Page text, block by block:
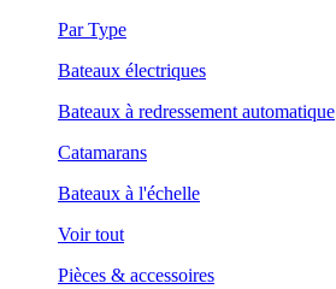
Par Type
Bateaux électriques
Bateaux à redressement automatique
Catamarans
Bateaux à l'échelle
Voir tout
Pièces & accessoires